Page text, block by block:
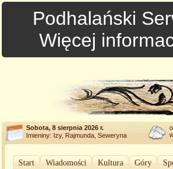
Podhalański
Więcej
Sobota, 8 sierpnia 2026 r.
Imieniny: Izy, Rajmunda, Seweryna
Start Wiadomości Kultura Góry